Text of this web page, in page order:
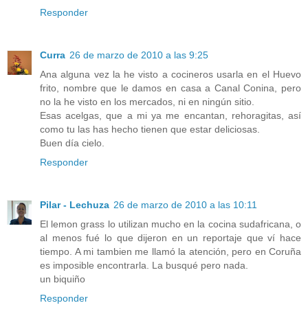
Responder
Curra 26 de marzo de 2010 a las 9:25
Ana alguna vez la he visto a cocineros usarla en el Huevo
frito, nombre que le damos en casa a Canal Conina, pero
no la he visto en los mercados, ni en ningún sitio.
Esas acelgas, que a mi ya me encantan, rehoragitas, así
como tu las has hecho tienen que estar deliciosas.
Buen día cielo.
Responder
Pilar - Lechuza 26 de marzo de 2010 a las 10:11
El lemon grass lo utilizan mucho en la cocina sudafricana, o
al menos fué lo que dijeron en un reportaje que ví hace
tiempo. A mi tambien me llamó la atención, pero en Coruña
es imposible encontrarla. La busqué pero nada.
un biquiño
Responder